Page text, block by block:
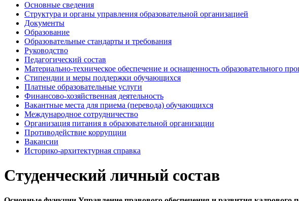
Основные сведения
Структура и органы управления образовательной организацией
Документы
Образование
Образовательные стандарты и требования
Руководство
Педагогический состав
Материально-техническое обеспечение и оснащенность образовательного
Стипендии и меры поддержки обучающихся
Платные образовательные услуги
Финансово-хозяйственная деятельность
Вакантные места для приема (перевода) обучающихся
Международное сотрудничество
Организация питания в образовательной организации
Противодействие коррупции
Вакансии
Историко-архитектурная справка
Студенческий личный состав